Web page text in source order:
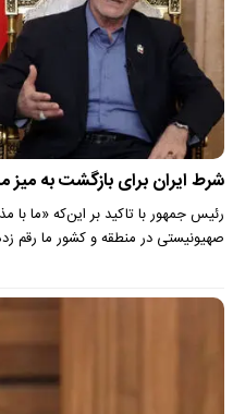
شرط ایران برای بازگشت به
رئیس جمهور با تاکید بر این‌که «ما با
صهیونیستی در منطقه و کشور ما رقم